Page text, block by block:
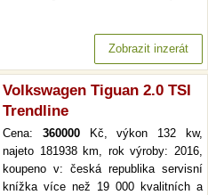
Zobrazit inzerát
Volkswagen Tiguan 2.0 TSI
Trendline
Cena: 360000Kč, výkon 132 kw,
najeto 181938 km, rok výroby: 2016,
koupeno v: česká republika servisní
knížka více než 19 000 kvalitních a